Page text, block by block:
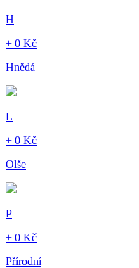
H
+ 0 Kč
Hnědá
L
+ 0 Kč
Olše
P
+ 0 Kč
Přírodní